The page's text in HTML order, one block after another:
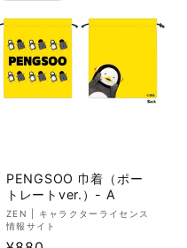
PENGSOO 巾着（ポー
トレートver.）- A
販
売
ZEN | キャラクターライセンス
情報サイト